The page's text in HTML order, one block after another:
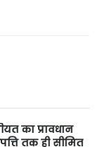
का प्रावधान
तक ही सीमित